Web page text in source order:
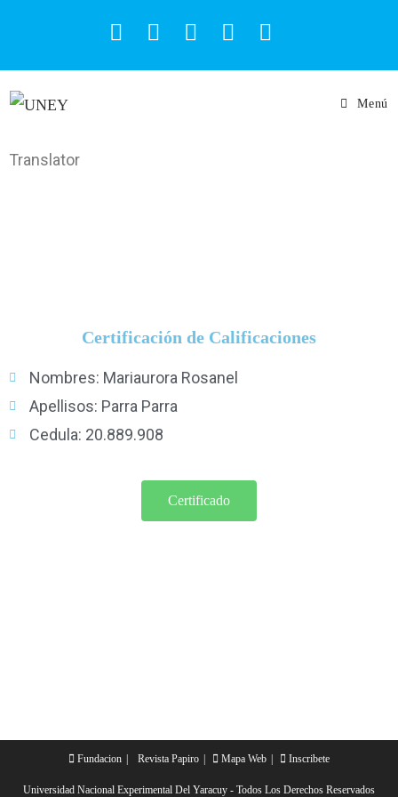
Menú
Translator
Certificación de Calificaciones
Nombres: Mariaurora Rosanel
Apellisos: Parra Parra
Cedula: 20.889.908
Certificado
Fundacion Revista Papiro Mapa Web Inscribete
Universidad Nacional Experimental Del Yaracuy - Todos Los Derechos Reservados